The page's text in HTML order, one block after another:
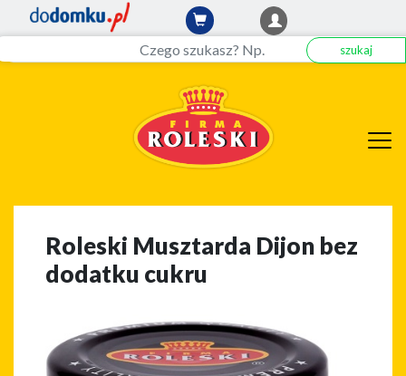
szukaj
Roleski Musztarda Dijon bez
dodatku cukru